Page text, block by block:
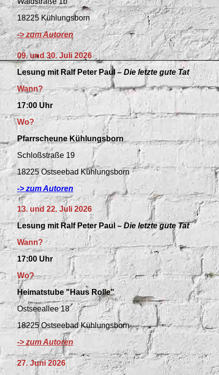
18225 Kühlungsborn
-> zum Autoren
09. und 30. Juli 2026
Lesung mit Ralf Peter Paul – Die letzte gute Tat
Wann?
17:00 Uhr
Wo?
Pfarrscheune Kühlungsborn
Schloßstraße 19
18225 Ostseebad Kühlungsborn
-> zum Autoren
13. und 22. Juli 2026
Lesung mit Ralf Peter Paul –Die letzte gute Tat
Wann?
17:00 Uhr
Wo?
Heimatstube "Haus Rolle"
Ostseeallee 18
18225 Ostseebad Kühlungsborn
-> zum Autoren
27. Juni 2026